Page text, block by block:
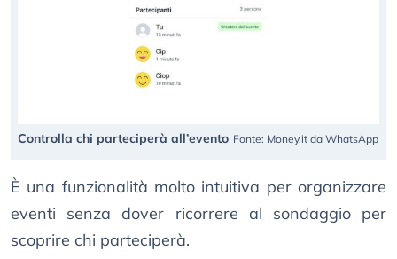
Controlla chi parteciperà all’evento Fonte: Money.it da WhatsApp
È una funzionalità molto intuitiva per organizzare
eventi senza dover ricorrere al sondaggio per
scoprire chi parteciperà.